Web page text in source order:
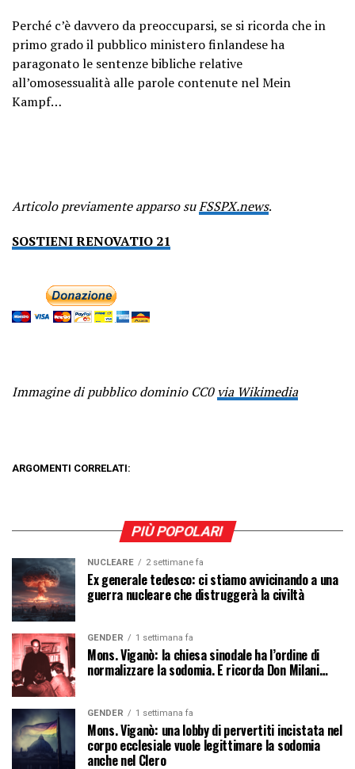
Perché c’è davvero da preoccuparsi, se si ricorda che in
primo grado il pubblico ministero finlandese ha
paragonato le sentenze bibliche relative
all’omosessualità alle parole contenute nel Mein
Kampf…
Articolo previamente apparso suFSSPX.news.
SOSTIENI RENOVATIO 21
Immagine di pubblico dominio CC0via Wikimedia
ARGOMENTI CORRELATI:
PIÙ POPOLARI
NUCLEARE 2 settimane fa
Ex generale tedesco: ci stiamo avvicinando a una
guerra nucleare che distruggerà la civiltà
GENDER 1 settimana fa
Mons. Viganò: la chiesa sinodale ha l’ordine di
normalizzare la sodomia. E ricorda Don Milani…
GENDER 1 settimana fa
Mons. Viganò: una lobby di pervertiti incistata nel
corpo ecclesiale vuole legittimare la sodomia
anche nel Clero